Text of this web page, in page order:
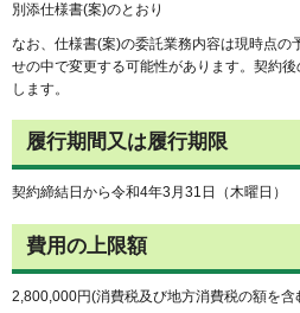
別添仕様書(案)のとおり
なお、仕様書(案)の委託業務内容は現時点の
せの中で変更する可能性があります。契約
します。
履行期間又は履行期限
契約締結日から令和4年3月31日（木曜日）
費用の上限額
2,800,000円(消費税及び地方消費税の額を含